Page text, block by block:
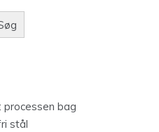
bag
stål